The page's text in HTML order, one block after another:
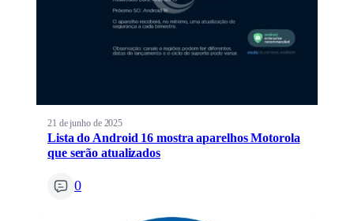
21 de junho de 2025
Lista do Android 16 mostra aparelhos Motorola
que serão atualizados
0